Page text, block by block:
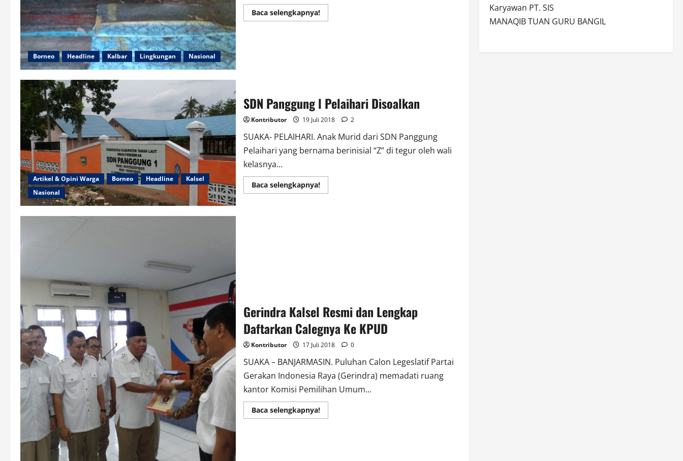
Borneo Headline Kalbar Lingkungan Nasional
Baca selengkapnya!Read
more
Gubuk
Sempit
Artikel & Opini Warga Borneo Headline
Kalsel
Nasional
SDN Panggung l Pelaihari Disoalkan
Kontributor 19 Juli 2018 2
SUAKA- PELAIHARI. Anak Murid dari SDN Panggung
Pelaihari yang bernama berinisial “Z” di tegur oleh wali
kelasnya...
Baca selengkapnya!Read
more
Gerindra Kalsel Resmi dan Lengkap
Daftarkan Calegnya Ke KPUD
Kontributor 17 Juli 2018 0
SUAKA – BANJARMASIN. Puluhan Calon Legeslatif Partai
Gerakan Indonesia Raya (Gerindra) memadati ruang
kantor Komisi Pemilihan Umum...
Baca selengkapnya!Read
more
Karyawan PT. SIS
MANAQIB TUAN GURU BANGIL